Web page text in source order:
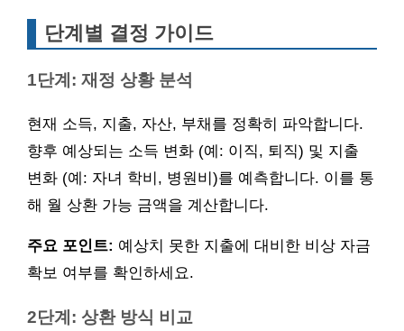
단계별 결정 가이드
1단계: 재정 상황 분석
현재 소득, 지출, 자산, 부채를 정확히 파악합니다.
향후 예상되는 소득 변화 (예: 이직, 퇴직) 및 지출
변화 (예: 자녀 학비, 병원비)를 예측합니다. 이를 통
해 월 상환 가능 금액을 계산합니다.
주요 포인트: 예상치 못한 지출에 대비한 비상 자금
확보 여부를 확인하세요.
2단계: 상환 방식 비교